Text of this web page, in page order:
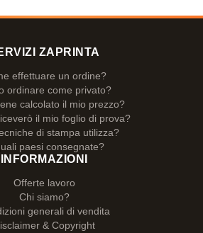
ZAPRINTA
effettuare un ordine?
ordinare come privato?
calcolato il mio prezzo?
il mio foglio di prova?
di stampa utilizza?
paesi consegnate?
INFORMAZIONI
Offerte lavoro
Chi siamo?
generali di vendita
& Copyright